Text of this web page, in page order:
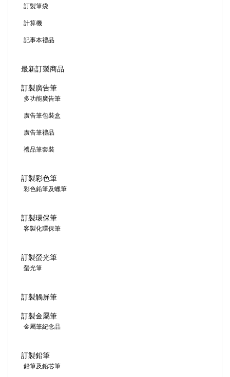
訂製筆袋
計算機
記事本禮品
最新訂製商品
訂製廣告筆
多功能廣告筆
廣告筆包裝盒
廣告筆禮品
禮品筆套裝
訂製彩色筆
彩色鉛筆及蠟筆
訂製環保筆
客製化環保筆
訂製螢光筆
螢光筆
訂製觸屏筆
訂製金屬筆
金屬筆紀念品
訂製鉛筆
鉛筆及鉛芯筆